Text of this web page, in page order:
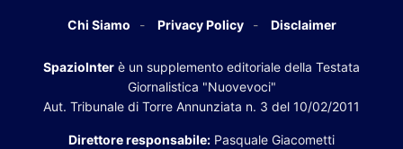
Chi Siamo Privacy Policy Disclaimer
SpazioInter è un supplemento editoriale della Testata
Giornalistica "Nuovevoci"
Aut. Tribunale di Torre Annunziata n. 3 del 10/02/2011
Direttore responsabile: Pasquale Giacometti